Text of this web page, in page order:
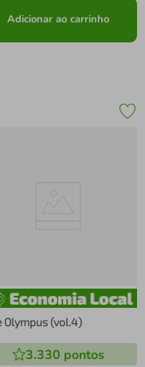
Adicionar ao carrinho
Olympus (vol.4)
3.330 pontos